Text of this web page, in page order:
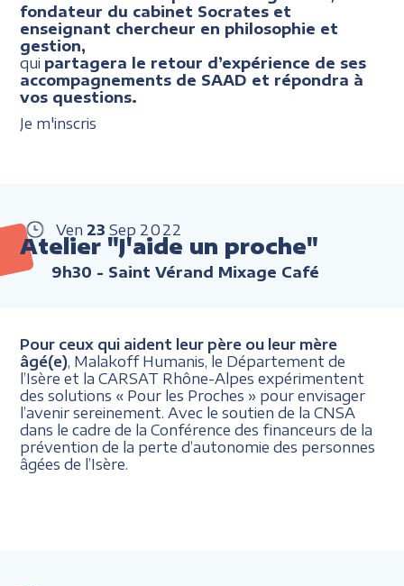
fondateur du cabinet Socrates et
enseignant chercheur en philosophie et
gestion,
qui partagera le retour d’expérience de ses
accompagnements de SAAD et répondra à
vos questions.
Je m'inscris
Ven 23 Sep 2022
Atelier "J'aide un proche"
9h30 - Saint Vérand Mixage Café
Pour ceux qui aident leur père ou leur mère
âgé(e) , Malakoff Humanis, le Département de
l’Isère et la CARSAT Rhône-Alpes expérimentent
des solutions « Pour les Proches » pour envisager
l’avenir sereinement. Avec le soutien de la CNSA
dans le cadre de la Conférence des financeurs de la
prévention de la perte d’autonomie des personnes
âgées de l’Isère.